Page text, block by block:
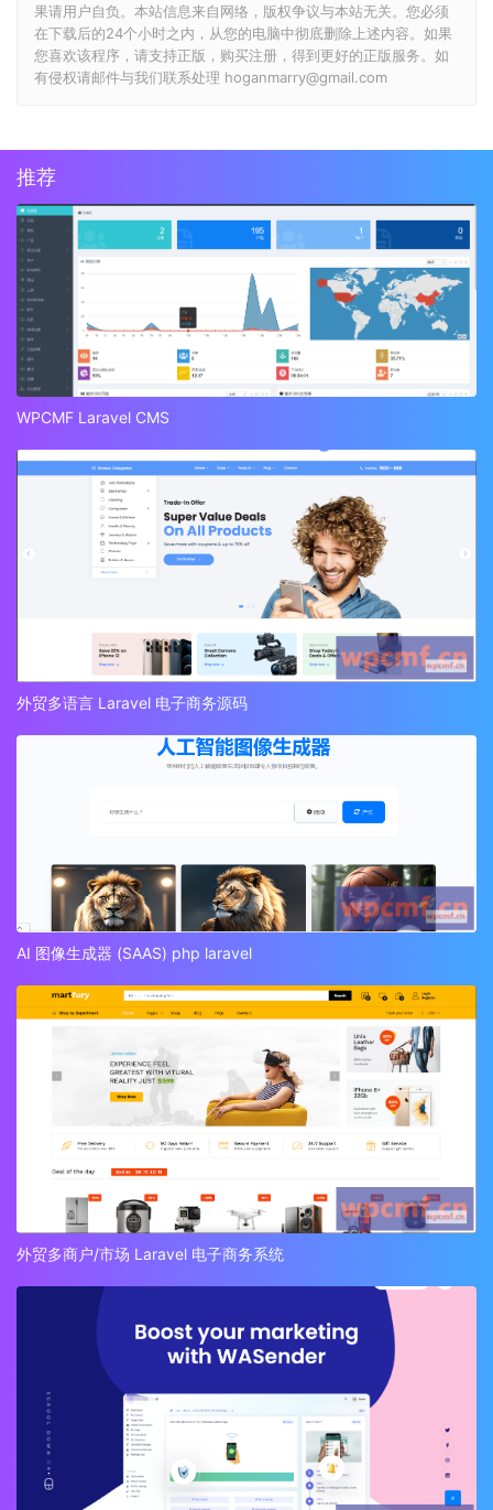
果请用户自负。本站信息来自网络，版权争议与本站无关。您必须
在下载后的24个小时之内，从您的电脑中彻底删除上述内容。如果
您喜欢该程序，请支持正版，购买注册，得到更好的正版服务。如
有侵权请邮件与我们联系处理 hoganmarry@gmail.com
推荐
WPCMF Laravel CMS
外贸多语言 Laravel 电子商务源码
AI 图像生成器 (SAAS) php laravel
外贸多商户/市场 Laravel 电子商务系统